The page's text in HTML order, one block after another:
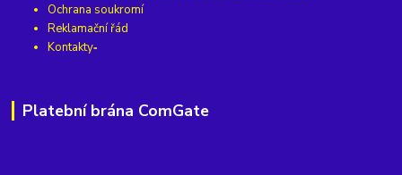
Ochrana soukromí
Reklamační řád
Kontakty
Platební brána ComGate